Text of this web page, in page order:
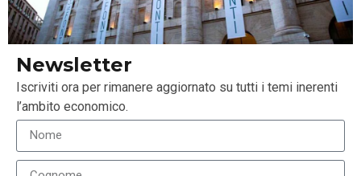
Newsletter
Iscriviti ora per rimanere aggiornato su tutti i temi inerenti
l’ambito economico.